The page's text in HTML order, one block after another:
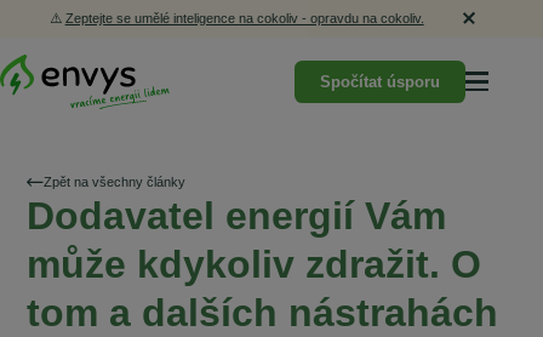
⚠️ Zeptejte se umělé inteligence na cokoliv - opravdu na cokoliv.
Spočítat úsporu
Zpět na všechny články
Dodavatel energií Vám
může kdykoliv zdražit. O
tom a dalších nástrahách